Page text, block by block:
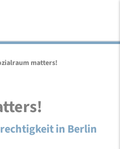
matters!
in Berlin